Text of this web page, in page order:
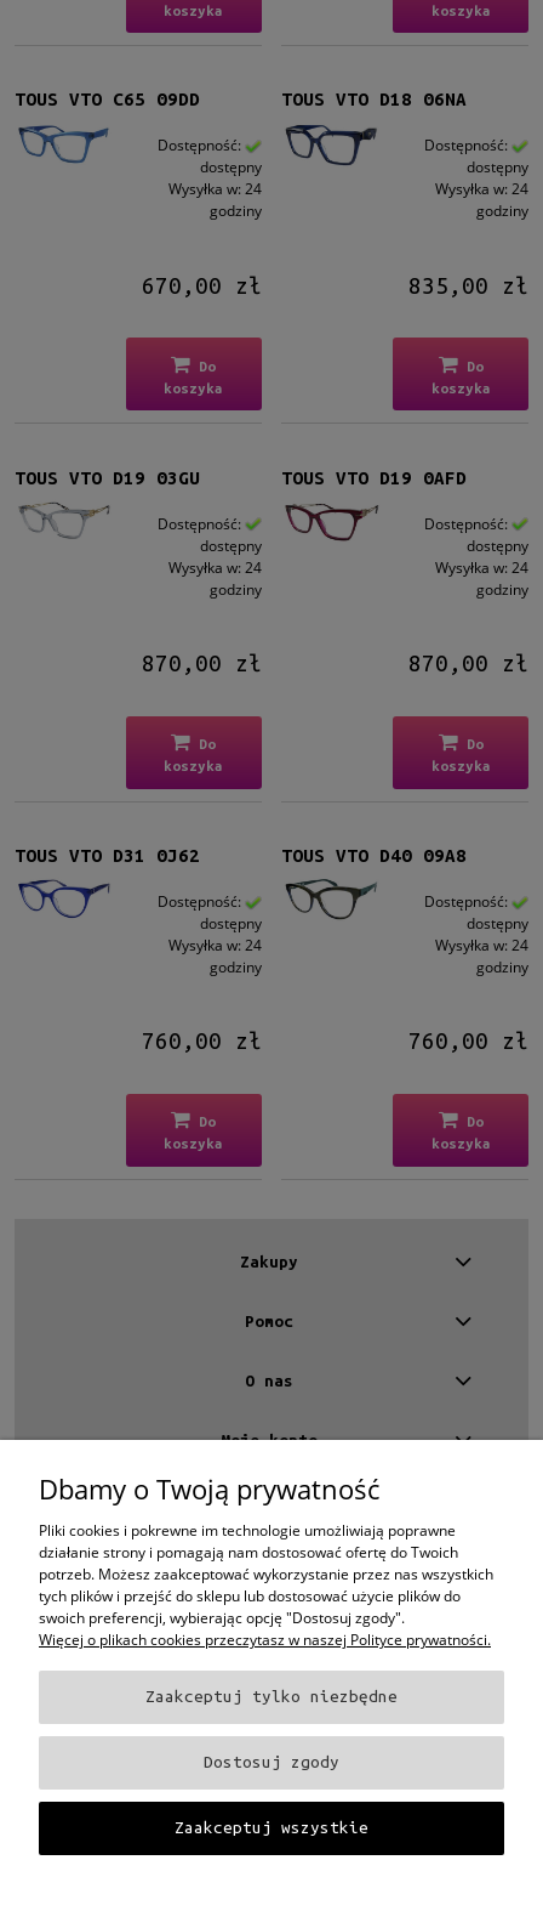
koszyka
koszyka
TOUS VTO C65 09DD
Dostępność:
dostępny
Wysyłka w: 24
godziny
670,00 zł
Do
koszyka
TOUS VTO D18 06NA
Dostępność:
dostępny
Wysyłka w: 24
godziny
835,00 zł
Do
koszyka
TOUS VTO D19 03GU
Dostępność:
dostępny
Wysyłka w: 24
godziny
870,00 zł
Do
koszyka
TOUS VTO D19 0AFD
Dostępność:
dostępny
Wysyłka w: 24
godziny
870,00 zł
Do
koszyka
TOUS VTO D31 0J62
Dostępność:
dostępny
Wysyłka w: 24
godziny
760,00 zł
Do
koszyka
TOUS VTO D40 09A8
Dostępność:
dostępny
Wysyłka w: 24
godziny
760,00 zł
Do
koszyka
Zakupy
Pomoc
O nas
Moje konto
Kontakt
4 EYES OPTYKA -
optyk Warszawa
ul.Chmielna 4
00-020 Warszawa
woj. mazowieckie
+48 696 015 670
sklep@4eyes.pl
Oprawki i okulary Ray-BanOprawki i okulary PersolOprawki i okulary Polo
Oprawki i okulary Tom Ford Oprawki i okulary Miu Miu
Oprawki i okulary Prada
Oprawki i okulary Ray-Ban Aviator
Oprawki i okulary DiorOprawki i okulary Oliver PeoplesOprawki i okulary
Oprawki i okulary FendiOprawki i okulary Celine
Oprawki i okulary Dolce & Gabbana Okulary Tag Heuer
Dbamy o Twoją prywatność
Pliki cookies i pokrewne im technologie umożliwiają poprawne
działanie strony i pomagają nam dostosować ofertę do Twoich
potrzeb. Możesz zaakceptować wykorzystanie przez nas wszystkich
tych plików i przejść do sklepu lub dostosować użycie plików do
swoich preferencji, wybierając opcję "Dostosuj zgody".
Więcej o plikach cookies przeczytasz w naszej Polityce prywatności.
Zaakceptuj tylko niezbędne
Dostosuj zgody
Zaakceptuj wszystkie